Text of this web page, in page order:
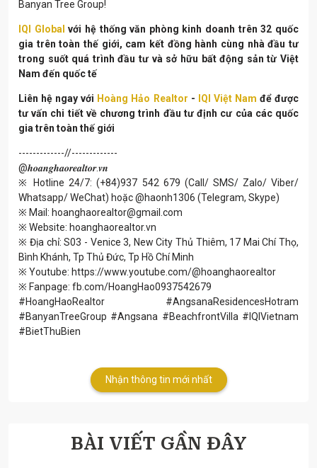
Banyan Tree Group!
IQI Global với hệ thống văn phòng kinh doanh trên 32 quốc
gia trên toàn thế giới, cam kết đồng hành cùng nhà đầu tư
trong suốt quá trình đầu tư và sở hữu bất động sản từ Việt
Nam đến quốc tế
Liên hệ ngay với Hoàng Hảo Realtor - IQI Việt Nam để được
tư vấn chi tiết về chương trình đầu tư định cư của các quốc
gia trên toàn thế giới
-------------//-------------
@𝒉𝒐𝒂𝒏𝒈𝒉𝒂𝒐𝒓𝒆𝒂𝒍𝒕𝒐𝒓.𝒗𝒏
※ Hotline 24/7: (+84)937 542 679 (Call/ SMS/ Zalo/ Viber/
Whatsapp/ WeChat) hoặc @haonh1306 (Telegram, Skype)
※ Mail: hoanghaorealtor@gmail.com
※ Website: hoanghaorealtor.vn
※ Địa chỉ: S03 - Venice 3, New City Thủ Thiêm, 17 Mai Chí Thọ,
Bình Khánh, Tp Thủ Đức, Tp Hồ Chí Minh
※ Youtube: https://www.youtube.com/@hoanghaorealtor
※ Fanpage: fb.com/HoangHao0937542679
#HoangHaoRealtor #AngsanaResidencesHotram
#BanyanTreeGroup #Angsana #BeachfrontVilla #IQIVietnam
#BietThuBien
Nhận thông tin mới nhất
BÀI VIẾT GẦN ĐÂY